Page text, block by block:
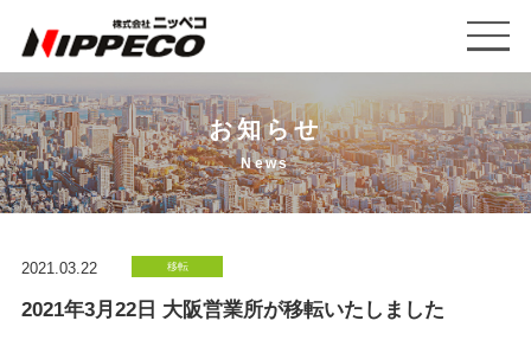
お知らせ
News
2021.03.22 移転
2021年3月22日 大阪営業所が移転いたしました